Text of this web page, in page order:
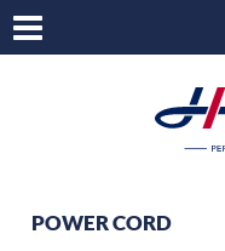
POWER CORD